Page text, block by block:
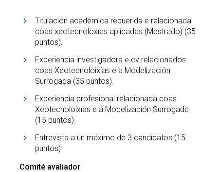
Titulación académica requerida e relacionada
coas xeotecnoloxías aplicadas (Mestrado) (35
puntos).
Experiencia investigadora e cv relacionados
coas Xeotecnoloixías e a Modelización
Surrogada (35 puntos).
Experiencia profesional relacionada coas
Xeotecnoloixías e a Modelización Surrogada
(15 puntos).
Entrevista a un máximo de 3 candidatos (15
puntos)
Comité avaliador